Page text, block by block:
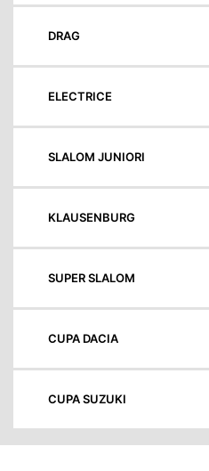
DRAG
ELECTRICE
SLALOM JUNIORI
KLAUSENBURG
SUPER SLALOM
CUPA DACIA
CUPA SUZUKI